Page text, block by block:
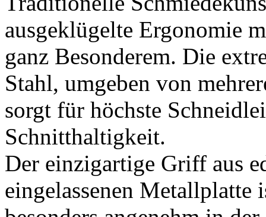
ausgeklügelte Ergonomie
ganz Besonderem. Die
Stahl, umgeben von
sorgt für höchste
Schnitthaltigkeit.
Der einzigartige Griff aus
eingelassenen